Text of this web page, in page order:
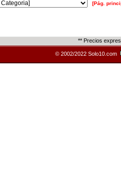
[Pág.
** Precios
© 2002/2022 Solo10.com